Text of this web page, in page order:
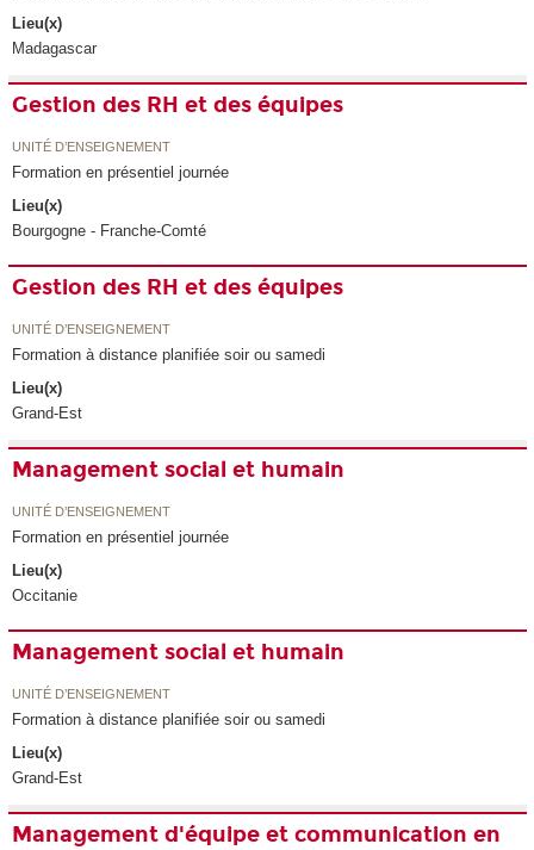
Lieu(x)
Madagascar
Gestion des RH et des équipes
UNITÉ D’ENSEIGNEMENT
Formation en présentiel journée
Lieu(x)
Bourgogne - Franche-Comté
Gestion des RH et des équipes
UNITÉ D’ENSEIGNEMENT
Formation à distance planifiée soir ou samedi
Lieu(x)
Grand-Est
Management social et humain
UNITÉ D’ENSEIGNEMENT
Formation en présentiel journée
Lieu(x)
Occitanie
Management social et humain
UNITÉ D’ENSEIGNEMENT
Formation à distance planifiée soir ou samedi
Lieu(x)
Grand-Est
Management d'équipe et communication en